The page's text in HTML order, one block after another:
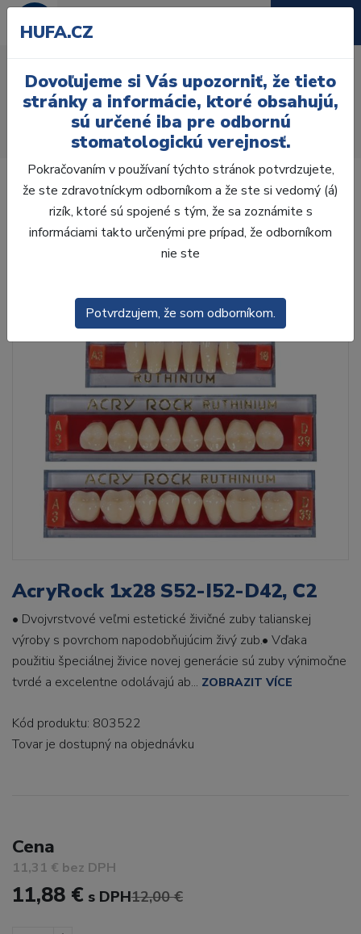
D42, C2
Zuby
AcryRock
AcryRock 1x28 S52-I52-D42, C2
AcryRock 1x28 S52-I52-D42, C2
• Dvojvrstvové veľmi estetické živičné zuby talianskej
výroby s povrchom napodobňujúcim živý zub.• Vďaka
použitiu špeciálnej živice novej generácie sú zuby výnimočne
tvrdé a excelentne odolávajú ab... ZOBRAZIT VÍCE
Kód produktu: 803522
Tovar je dostupný na objednávku
Cena
11,31 € bez DPH
11,88 € s DPH12,00 €
HUFA.CZ
Dovoľujeme si Vás upozorniť, že tieto
stránky a informácie, ktoré obsahujú,
sú určené iba pre odbornú
stomatologickú verejnosť.
Pokračovaním v používaní týchto stránok potvrdzujete,
že ste zdravotníckym odborníkom a že ste si vedomý (á)
rizík, ktoré sú spojené s tým, že sa zoznámite s
informáciami takto určenými pre prípad, že odborníkom
nie ste
Potvrdzujem, že som odborníkom.